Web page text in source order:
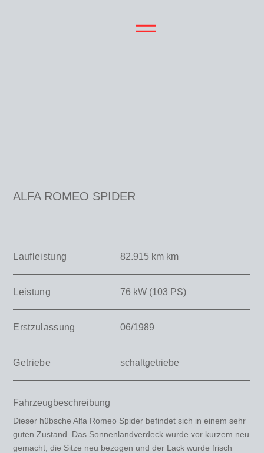
ALFA ROMEO SPIDER
Laufleistung 82.915 km km
Leistung 76 kW (103 PS)
Erstzulassung 06/1989
Getriebe schaltgetriebe
Fahrzeugbeschreibung
Dieser hübsche Alfa Romeo Spider befindet sich in einem sehr
guten Zustand. Das Sonnenlandverdeck wurde vor kurzem neu
gemacht, die Sitze neu bezogen und der Lack wurde frisch